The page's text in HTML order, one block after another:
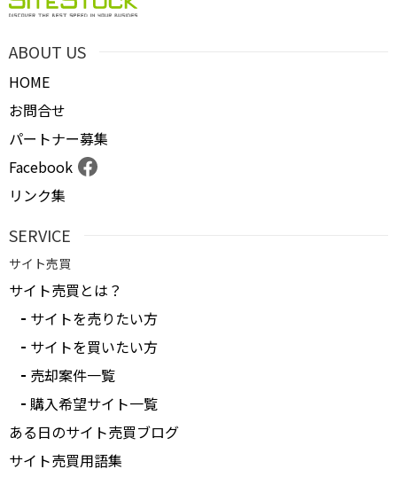
ABOUT US
HOME
お問合せ
パートナー募集
Facebook
リンク集
SERVICE
サイト売買
サイト売買とは？
サイトを売りたい方
サイトを買いたい方
売却案件一覧
購入希望サイト一覧
ある日のサイト売買ブログ
サイト売買用語集